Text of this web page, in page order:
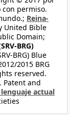
permiso.
Reina-
United Bible
Domain;
BRG)
BRG) Blue
2015 BRG
reserved.
Patent and
actual